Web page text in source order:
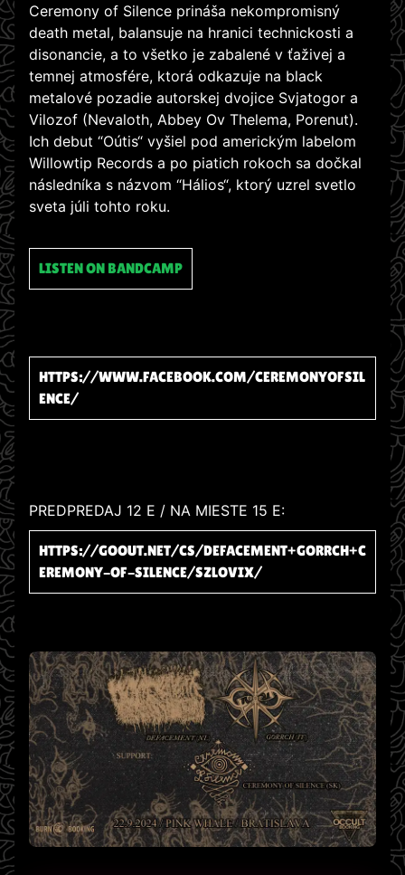
Ceremony of Silence prináša nekompromisný
death metal, balansuje na hranici technickosti a
disonancie, a to všetko je zabalené v ťaživej a
temnej atmosfére, ktorá odkazuje na black
metalové pozadie autorskej dvojice Svjatogor a
Vilozof (Nevaloth, Abbey Ov Thelema, Porenut).
Ich debut “Oútis“ vyšiel pod americkým labelom
Willowtip Records a po piatich rokoch sa dočkal
následníka s názvom “Hálios“, ktorý uzrel svetlo
sveta júli tohto roku.
LISTEN ON BANDCAMP
HTTPS://WWW.FACEBOOK.COM/CEREMONYOFSIL
ENCE/
PREDPREDAJ 12 E / NA MIESTE 15 E:
HTTPS://GOOUT.NET/CS/DEFACEMENT+GORRCH+C
EREMONY-OF-SILENCE/SZLOVIX/